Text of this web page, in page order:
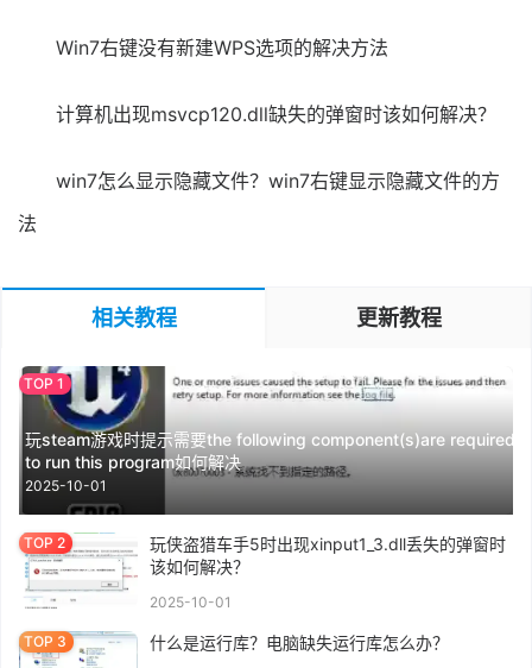
Win7右键没有新建WPS选项的解决方法
计算机出现msvcp120.dll缺失的弹窗时该如何解决？
win7怎么显示隐藏文件？win7右键显示隐藏文件的方
法
相关教程 更新教程
玩steam游戏时提示需要the following component(s)are required
to run this program如何解决
2025-10-01
玩侠盗猎车手5时出现xinput1_3.dll丢失的弹窗时
该如何解决？
2025-10-01
什么是运行库？电脑缺失运行库怎么办？